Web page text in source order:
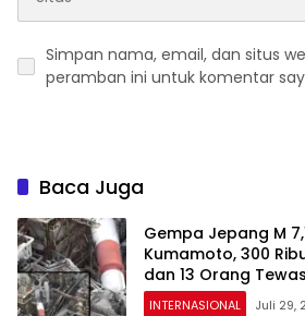
Simpan nama, email, dan situs
peramban ini untuk komentar
Baca Juga
Gempa Jepang M
Kumamoto, 300
dan 13 Orang Tewas
INTERNASIONAL Juli 29,